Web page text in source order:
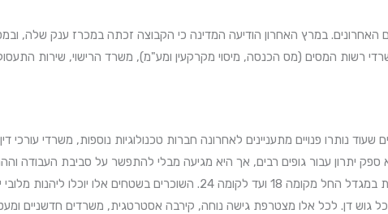
המסים (מס הכנסה, מיסוי מקרקעין ומע"מ), משרד הרישוי, שירות
נותרו פנויים מתעניינים לאחרונה חברות טכנולוגיות נוספות, משרדי עורכי
ספק יתרון עבור גופים רבים, אך היא מגיעה מבלי להתפשר על סביבת העבודה
הנכסים והשיווק של קבוצת ישרס. "בפארק נותרו קומות אחרונות להשכרה שממוקמות במגדל
גוש דן. לכל אלו מצטרפת גישה נוחה, קירבה אסטרטגית, משרדים חדשניים